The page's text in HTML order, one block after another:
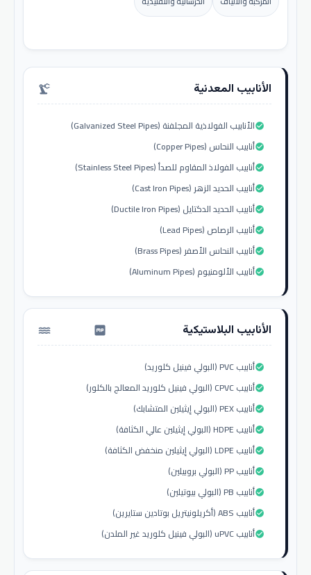
الأنابيب المعدنية precision_manufacturing
الأنابيب الفولاذية المجلفنة (Galvanized Steel Pipes)check_circle
أنابيب النحاس (Copper Pipes)check_circle
أنابيب الفولاذ المقاوم للصدأ (Stainless Steel Pipes)check_circle
أنابيب الحديد الزهر (Cast Iron Pipes)check_circle
أنابيب الحديد الدكتايل (Ductile Iron Pipes)check_circle
أنابيب الرصاص (Lead Pipes)check_circle
أنابيب النحاس الأصفر (Brass Pipes)check_circle
أنابيب الألومنيوم (Aluminum Pipes)check_circle
الأنابيب البلاستيكية water_pump
أنابيب PVC (البولي فينيل كلوريد)check_circle
أنابيب CPVC (البولي فينيل كلوريد المعالج بالكلور)check_circle
أنابيب PEX (البولي إيثيلين المتشابك)check_circle
أنابيب HDPE (البولي إيثيلين عالي الكثافة)check_circle
أنابيب LDPE (البولي إيثيلين منخفض الكثافة)check_circle
أنابيب PP (البولي بروبيلين)check_circle
أنابيب PB (البولي بيوتيلين)check_circle
أنابيب ABS (أكريلونيتريل بوتادين ستايرين)check_circle
أنابيب uPVC (البولي فينيل كلوريد غير الملدن)check_circle